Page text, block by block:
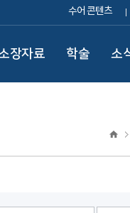
수어 콘텐츠
장자료 학술 소